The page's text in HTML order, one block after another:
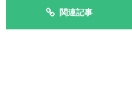
関連記事
ソニックオプショ